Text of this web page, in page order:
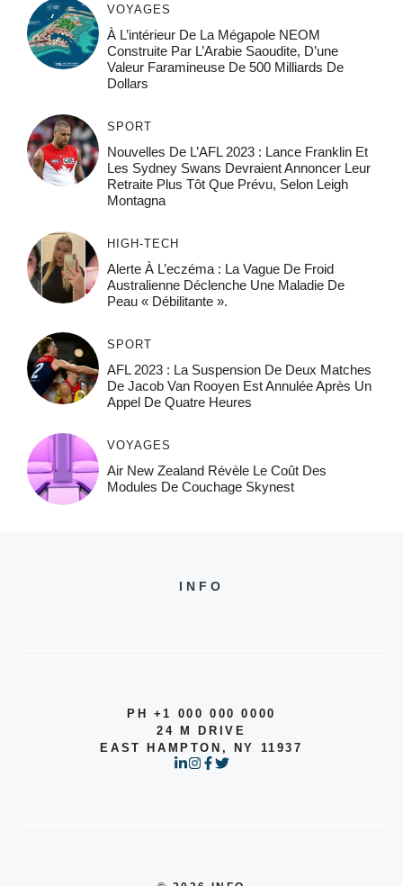
VOYAGES
À L’intérieur De La Mégapole NEOM
Construite Par L’Arabie Saoudite, D’une
Valeur Faramineuse De 500 Milliards De
Dollars
SPORT
Nouvelles De L’AFL 2023 : Lance Franklin Et
Les Sydney Swans Devraient Annoncer Leur
Retraite Plus Tôt Que Prévu, Selon Leigh
Montagna
HIGH-TECH
Alerte À L’eczéma : La Vague De Froid
Australienne Déclenche Une Maladie De
Peau « Débilitante ».
SPORT
AFL 2023 : La Suspension De Deux Matches
De Jacob Van Rooyen Est Annulée Après Un
Appel De Quatre Heures
VOYAGES
Air New Zealand Révèle Le Coût Des
Modules De Couchage Skynest
INFO
PH +1 000 000 0000
24 M DRIVE
EAST HAMPTON, NY 11937